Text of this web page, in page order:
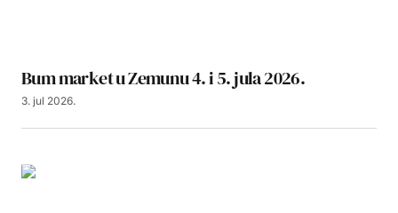
Bum market u Zemunu 4. i 5. jula 2026.
3. jul 2026.